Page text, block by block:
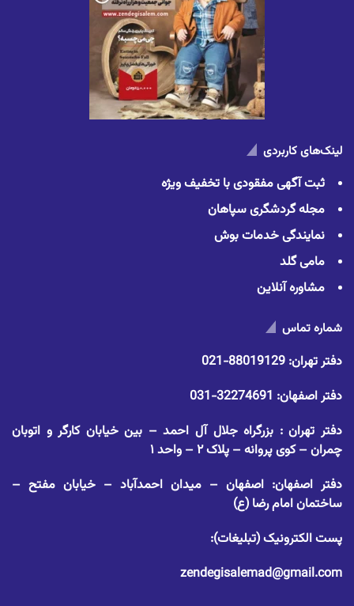
لینک‌های کاربردی
ثبت آگهی مفقودی با تخفیف ویژه
مجله گردشگری سپاهان
نمایندگی خدمات بوش
مامی گلد
مشاوره آنلاین
شماره تماس
دفتر تهران: 88019129-021
دفتر اصفهان: 32274691-031
دفتر تهران : بزرگراه جلال آل احمد – بین خیابان کارگر و اتوبان
چمران – کوی پروانه – پلاک ۲ – واحد ۱
دفتر اصفهان: اصفهان – میدان احمدآباد – خیابان مفتح –
ساختمان امام رضا (ع)
پست الکترونیک (تبلیغات):
zendegisalemad@gmail.com